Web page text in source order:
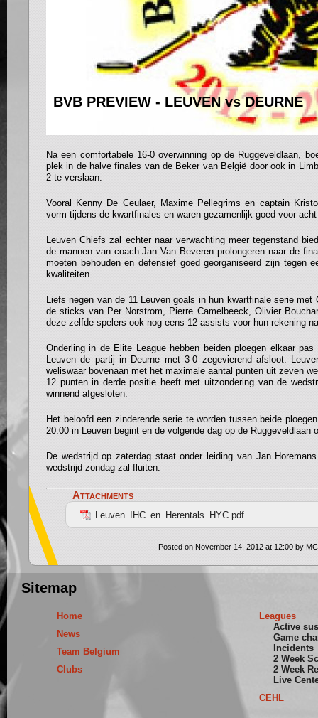
BVB PREVIEW - LEUVEN vs DEURNE
Na een comfortabele 16-0 overwinning op de Ruggeveldlaan,
plek in de halve finales van de Beker van België door ook in
2 te verslaan.
Vooral Kenny De Ceulaer, Maxime Pellegrims en captain
vorm tijdens de kwartfinales en waren gezamenlijk goed voor
Leuven Chiefs zal echter naar verwachting meer tegenstand
de mannen van coach Jan Van Beveren prolongeren naar de
moeten behouden en defensief goed georganiseerd zijn tegen
kwaliteiten.
Liefs negen van de 11 Leuven goals in hun kwartfinale serie
de sticks van Per Norstrom, Pierre Camelbeeck, Olivier
deze zelfde spelers ook nog eens 12 assists voor hun rekening
Onderling in de Elite League hebben beiden ploegen elkaar
Leuven de partij in Deurne met 3-0 zegevierend afsloot.
weliswaar bovenaan met het maximale aantal punten uit zeven
12 punten in derde positie heeft met uitzondering van de
winnend afgesloten.
Het beloofd een zinderende serie te worden tussen beide
20:00 in Leuven begint en de volgende dag op de Ruggeveldlaan
De wedstrijd op zaterdag staat onder leiding van Jan
wedstrijd zondag zal fluiten.
Attachments
Leuven_IHC_en_Herentals_HYC.pdf
Posted on November 14, 2012 at 12:00 by MC
Sitemap
Home
News
Team Belgium
Clubs
Leagues
Active
Game
Incidents
2 Week
2 Week
Live
CEHL